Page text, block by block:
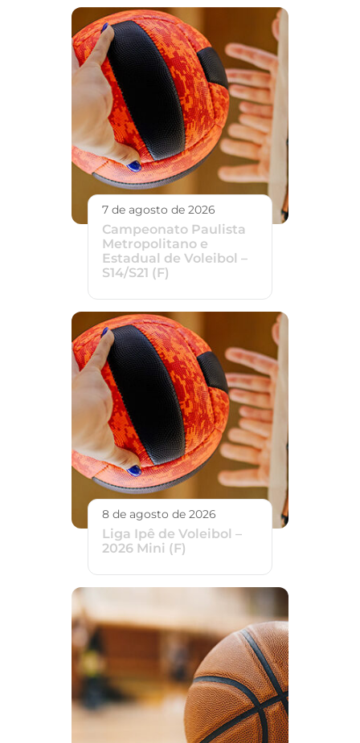
7 de agosto de 2026
Campeonato Paulista
Metropolitano e
Estadual de Voleibol –
S14/S21 (F)
8 de agosto de 2026
Liga Ipê de Voleibol –
2026 Mini (F)